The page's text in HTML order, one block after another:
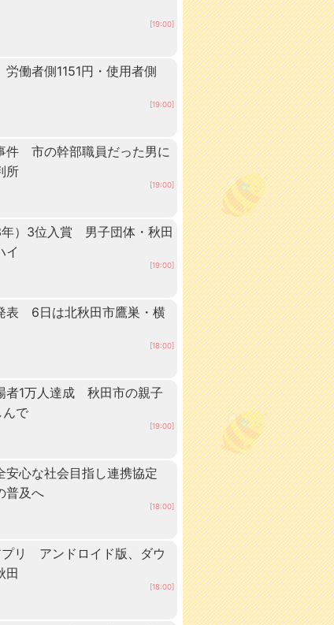
[19:00]
働者側1151円・使用者側
[19:00]
件 市の幹部職員だった男に
所
[19:00]
）3位入賞 男子団体・秋田
イ
[19:00]
表 6日は北秋田市鷹巣・横
[18:00]
者1万人達成 秋田市の親子
で
[19:00]
安心な社会目指し連携協定
普及へ
[18:00]
リ アンドロイド版、ダウ
田
[18:00]